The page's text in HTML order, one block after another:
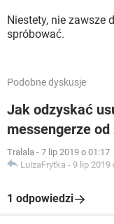
Niestety, nie zawsze
spróbować.
Podobne dyskusje
Jak odzyskać
messengerze
Tralala - 7 lip 2019 o 01:17
LuizaFrytka - 9 lip 2019
1 odpowiedzi